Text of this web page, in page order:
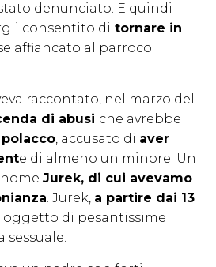
denunciato. E quindi
consentito di tornare in
affiancato al parroco
raccontato, nel marzo del
di abusi che avrebbe
, accusato di aver
e di almeno un minore. Un
Jurek, di cui avevamo
. Jurek, a partire dai 13
oggetto di pesantissime